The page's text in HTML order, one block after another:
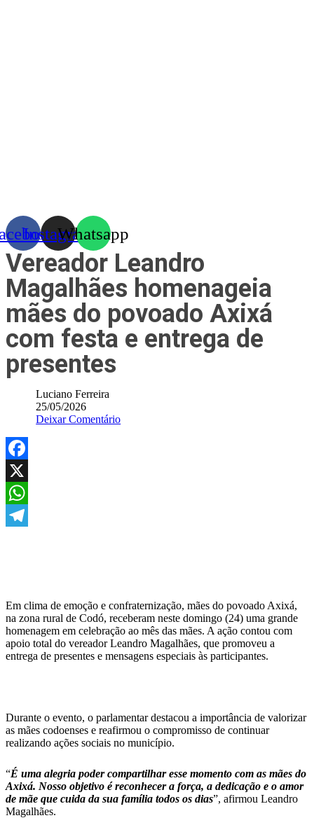
InstagramWhatsapp
Vereador Leandro
Magalhães homenageia
mães do povoado Axixá
com festa e entrega de
presentes
Luciano Ferreira
25/05/2026
Deixar Comentário
Facebook
X
WhatsApp
Em clima de emoção e confraternização, mães do povoado Axixá,
na zona rural de Codó, receberam neste domingo (24) uma grande
homenagem em celebração ao mês das mães. A ação contou com
apoio total do vereador Leandro Magalhães, que promoveu a
entrega de presentes e mensagens especiais às participantes.
Durante o evento, o parlamentar destacou a importância de valorizar
as mães codoenses e reafirmou o compromisso de continuar
realizando ações sociais no município.
“É uma alegria poder compartilhar esse momento com as mães do
Axixá. Nosso objetivo é reconhecer a força, a dedicação e o amor
de mãe que cuida da sua família todos os dias”, afirmou Leandro
Magalhães.